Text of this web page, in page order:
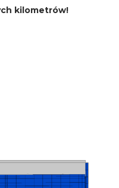
kilometrów!